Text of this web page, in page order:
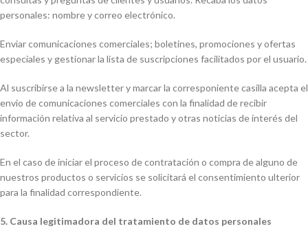
personales: nombre y correo electrónico.
Enviar comunicaciones comerciales; boletines, promociones y ofertas
especiales y gestionar la lista de suscripciones facilitados por el usuario.
Al suscribirse a la newsletter y marcar la corresponiente casilla acepta el
envio de comunicaciones comerciales con la finalidad de recibir
información relativa al servicio prestado y otras noticias de interés del
sector.
En el caso de iniciar el proceso de contratación o compra de alguno de
nuestros productos o servicios se solicitará el consentimiento ulterior
para la finalidad correspondiente.
5. Causa legitimadora del tratamiento de datos personales